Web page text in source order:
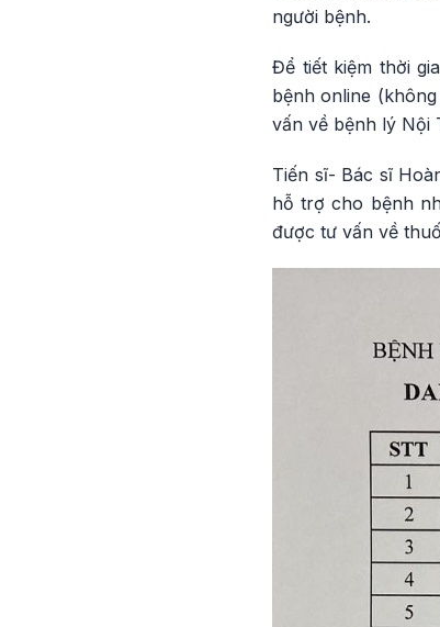
người bệnh.
Để tiết kiệm thời
bệnh online
vấn về bệnh lý Nội
Tiến sĩ- Bác sĩ
hỗ trợ cho bệnh
được tư vấn về